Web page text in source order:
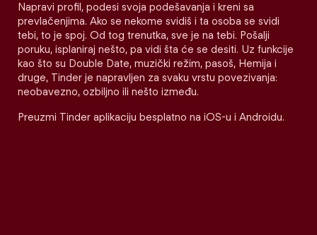
Napravi profil, podesi svoja podešavanja i kreni sa
prevlačenjima. Ako se nekome svidiš i ta osoba se svidi
tebi, to je spoj. Od tog trenutka, sve je na tebi. Pošalji
poruku, isplaniraj nešto, pa vidi šta će se desiti. Uz funkcije
kao što su Double Date, muzički režim, pasoš, Hemija i
druge, Tinder je napravljen za svaku vrstu povezivanja:
neobavezno, ozbiljno ili nešto između.
Preuzmi Tinder aplikaciju besplatno na iOS-u i Androidu.